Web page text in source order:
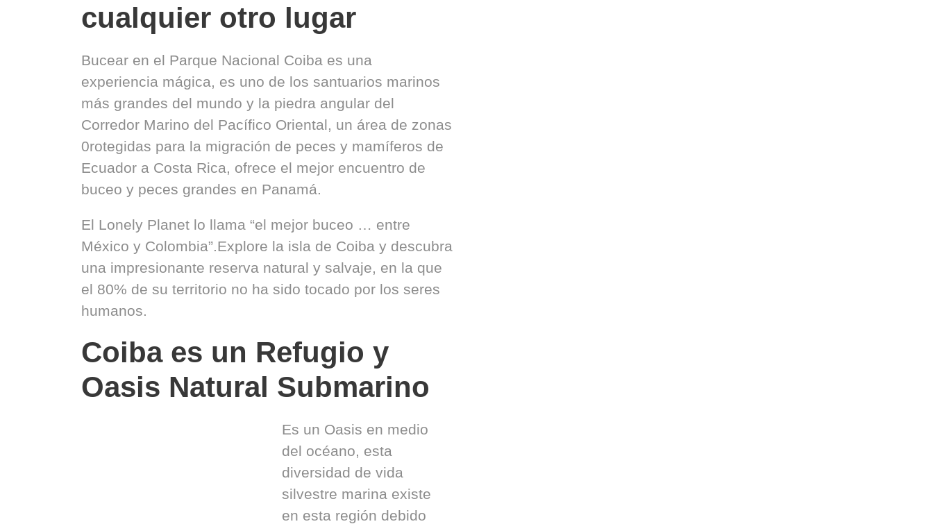
cualquier otro lugar
Bucear en el Parque Nacional Coiba es una
experiencia mágica, es uno de los santuarios marinos
más grandes del mundo y la piedra angular del
Corredor Marino del Pacífico Oriental, un área de zonas
0rotegidas para la migración de peces y mamíferos de
Ecuador a Costa Rica, ofrece el mejor encuentro de
buceo y peces grandes en Panamá.
El Lonely Planet lo llama “el mejor buceo … entre
México y Colombia”.Explore la isla de Coiba y descubra
una impresionante reserva natural y salvaje, en la que
el 80% de su territorio no ha sido tocado por los seres
humanos.
Coiba es un Refugio y
Oasis Natural Submarino
Es un Oasis en medio
del océano, esta
diversidad de vida
silvestre marina existe
en esta región debido